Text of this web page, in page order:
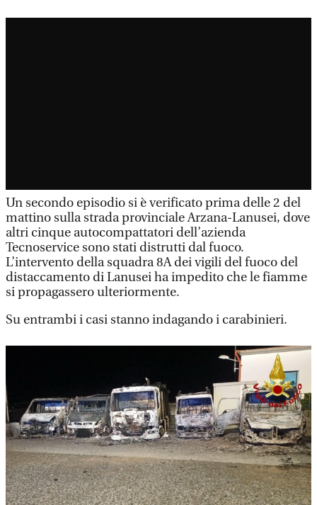
Un secondo episodio si è verificato prima delle 2 del
mattino sulla strada provinciale Arzana-Lanusei, dove
altri cinque autocompattatori dell’azienda
Tecnoservice sono stati distrutti dal fuoco.
L’intervento della squadra 8A dei vigili del fuoco del
distaccamento di Lanusei ha impedito che le fiamme
si propagassero ulteriormente.
Su entrambi i casi stanno indagando i carabinieri.